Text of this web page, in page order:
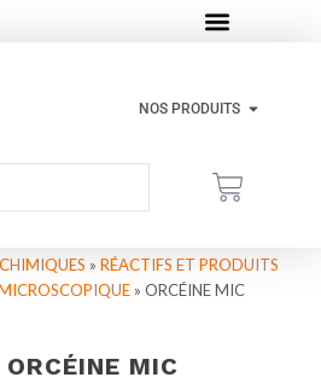
NOS PRODUITS
» RÉACTIFS ET PRODUITS
» ORCÉINE MIC
ORCÉINE MIC